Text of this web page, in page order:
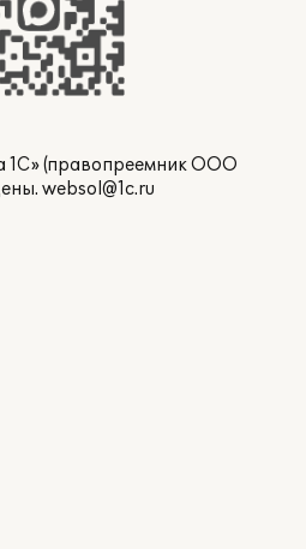
1С» (правопреемник ООО
websol@1c.ru